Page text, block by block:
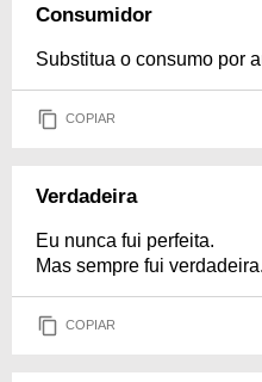
Consumidor
Substitua o consumo por
COPIAR
Verdadeira
Eu nunca fui perfeita.
Mas sempre fui verdadeira.
COPIAR